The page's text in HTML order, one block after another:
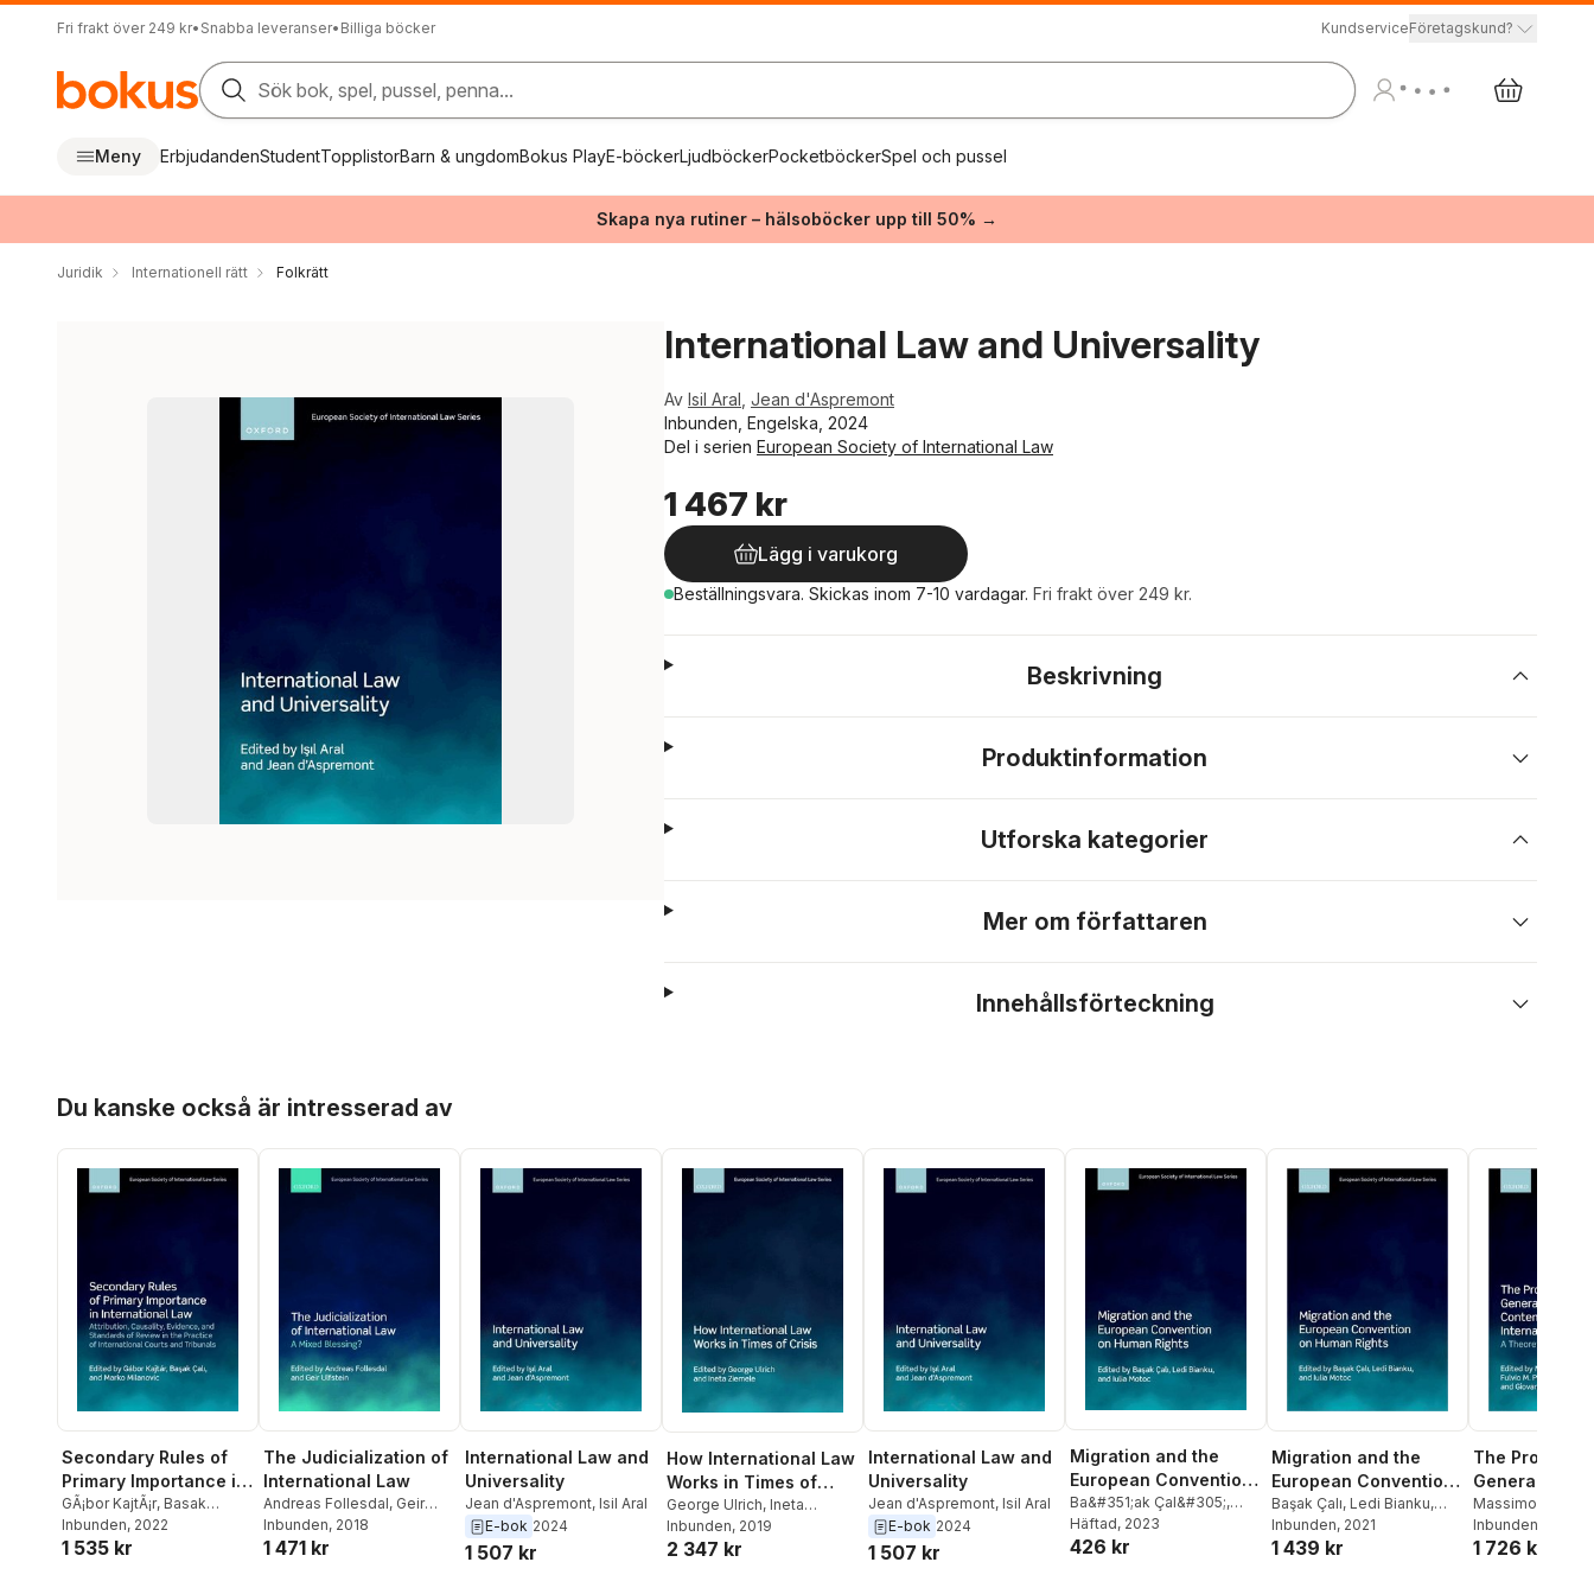
Fri frakt över 249 kr• Snabba leveranser• Billiga böcker KundserviceFöretagskund?
Sök bok, spel, pussel, penna...
Meny ErbjudandenStudentTopplistorBarn & ungdomBokus PlayE-böckerLjudböckerPocketböckerSpel och pussel
Skapa nya rutiner – hälsoböcker upp till 50% →
Juridik Internationell rätt Folkrätt
International Law and Universality
Av Isil Aral Jean d'Aspremont
Inbunden, Engelska, 2024
Del i serien European Society of International Law
1 467 kr
Lägg i varukorg
Beställningsvara. Skickas inom 7-10 vardagar. Fri frakt över 249 kr.
Beskrivning
Produktinformation
Utforska kategorier
Mer om författaren
Innehållsförteckning
Du kanske också är intresserad av
Secondary Rules of
Primary Importance in
International Law
GÃ¡bor KajtÃ¡r, Basak
Ã&#x87;ali,Marko
Milanovic
Inbunden, 2022
1 535 kr
The Judicialization of
International Law
Andreas Follesdal, Geir
Ulfstein
Inbunden, 2018
1 471 kr
International Law and
Universality
Jean d'Aspremont, Isil Aral
E-bok 2024
1 507 kr
How International Law
Works in Times of
Crisis
George Ulrich, Ineta
Ziemele
Inbunden, 2019
2 347 kr
International Law and
Universality
Jean d'Aspremont, Isil Aral
E-bok 2024
1 507 kr
Migration and the
European Convention
on Human Rights
Ba&#351;ak Çal&#305;,
Ledi Bianku
Häftad, 2023
426 kr
Migration and the
European Convention
on Human Rights
Başak Çalı, Ledi Bianku,
Iulia Motoc
Inbunden, 2021
1 439 kr
The
General
Contemporary
International
Massimo Iovane
Palombino
Amoroso
Inbunden
1 726 kr